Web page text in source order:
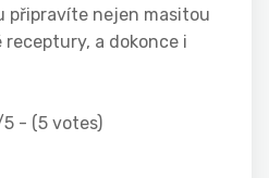
připravíte nejen masitou
a dokonce i
- (5 votes)